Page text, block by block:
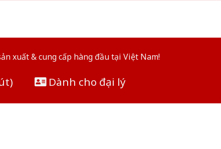
xuất & cung cấp hàng đầu tại Việt Nam!
Dành cho đại lý